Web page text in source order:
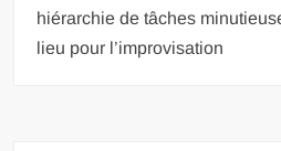
hiérarchie de tâches
lieu pour l’improvisation